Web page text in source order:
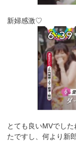
新婦感激♡
とても良いMVでし
たですし、何より新